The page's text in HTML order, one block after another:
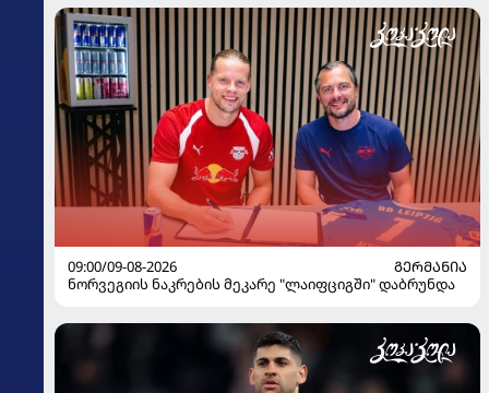
09:00/09-08-2026
ᲒᲔᲠᲛᲐᲜᲘᲐ
ნორვეგიის ნაკრების მეკარე "ლაიფციგში" დაბრუნდა